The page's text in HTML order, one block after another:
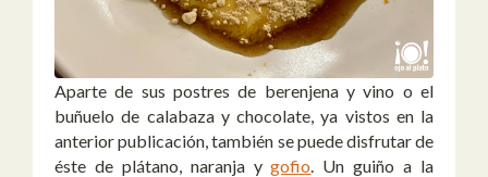
Aparte de sus postres de berenjena y vino o el
buñuelo de calabaza y chocolate, ya vistos en la
anterior publicación, también se puede disfrutar de
éste de plátano, naranja ygofio . Un guiño a la